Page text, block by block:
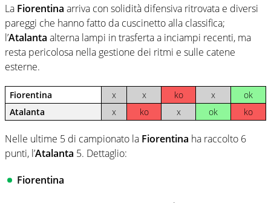
La Fiorentina arriva con solidità difensiva ritrovata e diversi
pareggi che hanno fatto da cuscinetto alla classifica;
l’Atalanta alterna lampi in trasferta a inciampi recenti, ma
resta pericolosa nella gestione dei ritmi e sulle catene
esterne.
Fiorentina x x ko x
ok
Atalanta
x ko x ok ko
Nelle ultime 5 di campionato la Fiorentina ha raccolto 6
punti, l’Atalanta 5. Dettaglio:
Fiorentina